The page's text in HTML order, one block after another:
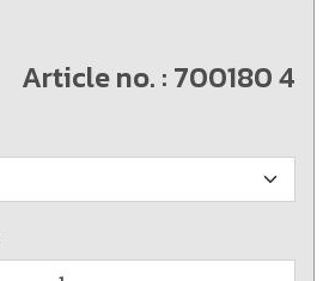
Article no. : 700180 4